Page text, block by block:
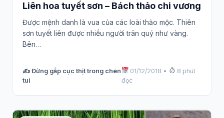
Liên hoa tuyết sơn – Bách thảo chi vương
Được mệnh danh là vua của các loài thảo mộc. Thiên
sơn tuyết liên được nhiều người trân quý như vàng.
Bên…
✍️ Đừng gắp cục thịt trong chén
tui
01/12/2018 •
8 phút
đọc